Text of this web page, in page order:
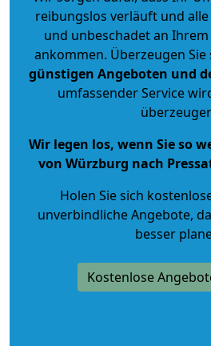
reibungslos verläuft und
und unbeschadet an
ankommen. Überzeugen Sie
günstigen Angeboten und
umfassender Service
Wir legen los, wenn Sie so
von Würzburg nach
Holen Sie sich
unverbindliche Angebote,
besser
Kostenlose